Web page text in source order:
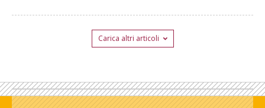
Carica altri articoli